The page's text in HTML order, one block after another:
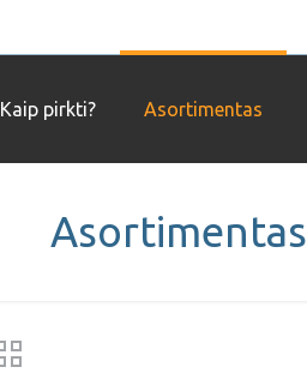
Kaip pirkti? Asortimentas
Asortimentas